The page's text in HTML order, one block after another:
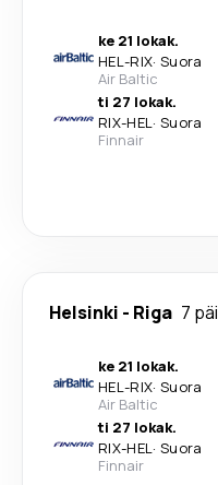
ke 21 lokak.
HEL-RIX· Suora
Air Baltic
ti 27 lokak.
RIX-HEL· Suora
Finnair
Helsinki - Riga 7
ke 21 lokak.
HEL-RIX· Suora
Air Baltic
ti 27 lokak.
RIX-HEL· Suora
Finnair